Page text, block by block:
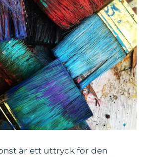
är ett uttryck för den